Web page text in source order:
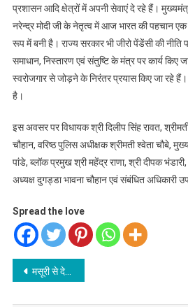
प्रशासन आदि क्षेत्रों में अपनी सेवाएं दे रहे हैं।
नरेन्द्र मोदी जी के नेतृत्व में आज भारत की पहचान
रूप में बनी है। राज्य सरकार भी जीरो पेंडेंसी की नीति
समाधान, निस्तारण एवं संतुष्टि के मंत्र पर कार्य किए
स्वरोजगार से जोड़ने के निरंतर प्रयास किए जा रहे
है।
इस अवसर पर विधायक श्री दिलीप सिंह रावत,
चौहान, वरिष्ठ पुलिस अधीक्षक श्रीमती श्वेता चौबे,
पांडे, ब्लॉक प्रमुख श्री महेंद्र राणा, श्री दीपक
अध्यक्ष दुगड्डा भावना चौहान एवं संबंधित अधिकारी
Spread the love
Post
navigation
मसूरी से देहरादून पैदल जा रहा एक वृद्ध खाई में गिरा